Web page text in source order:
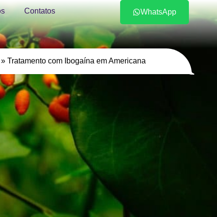
Contatos WhatsApp
Tratamento com Ibogaína em Americana